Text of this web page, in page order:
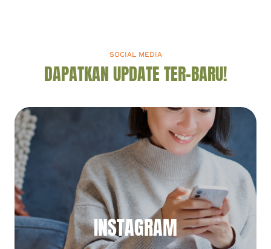
SOCIAL MEDIA
DAPATKAN UPDATE TER-BARU!
INSTAGRAM